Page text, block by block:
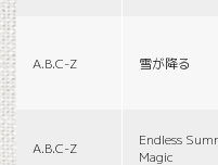
A.B.C-Z 雪が降る
A.B.C-Z
Endless
Magic